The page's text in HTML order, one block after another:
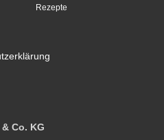
Rezepte
Co. KG